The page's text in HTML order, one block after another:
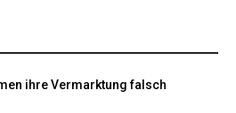
ihre Vermarktung falsch